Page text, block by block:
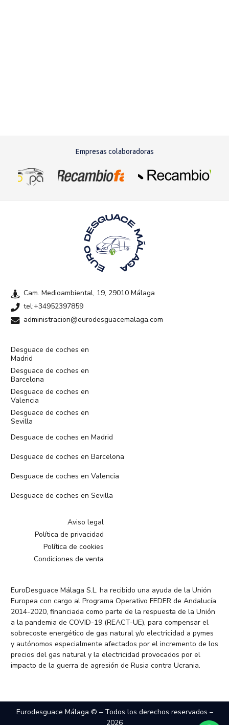
Empresas colaboradoras
Cam. Medioambiental, 19, 29010 Málaga
tel:+34952397859
administracion@eurodesguacemalaga.com
Desguace de coches en
Madrid
Desguace de coches en
Barcelona
Desguace de coches en
Valencia
Desguace de coches en
Sevilla
Desguace de coches en Madrid
Desguace de coches en Barcelona
Desguace de coches en Valencia
Desguace de coches en Sevilla
Aviso legal
Política de privacidad
Política de cookies
Condiciones de venta
EuroDesguace Málaga S.L. ha recibido una ayuda de la Unión
Europea con cargo al Programa Operativo FEDER de Andalucía
2014-2020, financiada como parte de la respuesta de la Unión
a la pandemia de COVID-19 (REACT-UE), para compensar el
sobrecoste energético de gas natural y/o electricidad a pymes
y autónomos especialmente afectados por el incremento de los
precios del gas natural y la electricidad provocados por el
impacto de la guerra de agresión de Rusia contra Ucrania.
Eurodesguace Málaga © – Todos los derechos reservados –
2026